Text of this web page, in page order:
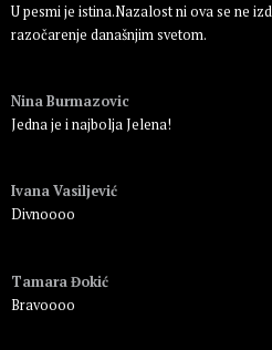
U pesmi je istina.Nazalost ni ova se ne
razočarenje današnjim svetom.
Nina Burmazovic
Jedna je i najbolja Jelena!
Ivana Vasiljević
Divnoooo
Tamara Đokić
Bravoooo